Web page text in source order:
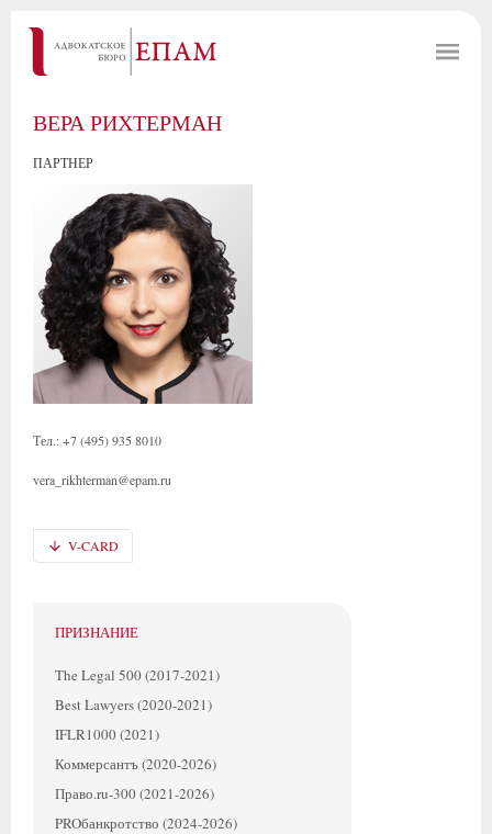
ВЕРА РИХТЕРМАН
ПАРТНЕР
Тел.: +7 (495) 935 8010
vera_rikhterman@epam.ru
V-CARD
ПРИЗНАНИЕ
The Legal 500 (2017-2021)
Best Lawyers (2020-2021)
IFLR1000 (2021)
Коммерсантъ (2020-2026)
Право.ru-300 (2021-2026)
PROбанкротство (2024-2026)